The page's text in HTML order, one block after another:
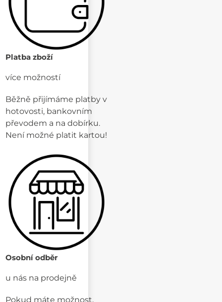
Platba zboží
více možností
Běžně přijímáme platby v
hotovosti, bankovním
převodem a na dobírku.
Není možné platit kartou!
Osobní odběr
u nás na prodejně
Pokud máte možnost,